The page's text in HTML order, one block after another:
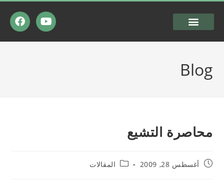
Blog
محاصرة التشيع
أغسطس 28, 2009 المقالات